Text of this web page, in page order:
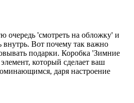
очередь 'смотреть на обложку' и
внутрь. Вот почему так важно
подарки. Коробка 'Зимние
который сделает ваш
даря настроение